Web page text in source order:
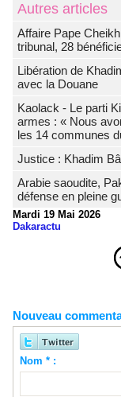
Autres articles
Affaire Pape
tribunal, 28
Libération de
avec la Douane
Kaolack - Le parti
armes : « Nous
les 14 communes
Justice : Khadim
Arabie saoudite,
défense en pleine
Mardi 19 Mai 2026
Dakaractu
Nouveau
Nom * :